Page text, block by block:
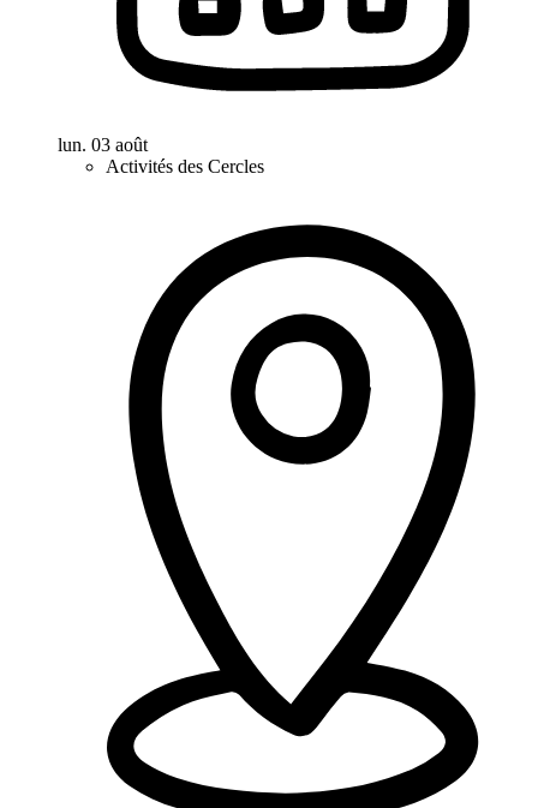
lun. 03 août
Activités des Cercles